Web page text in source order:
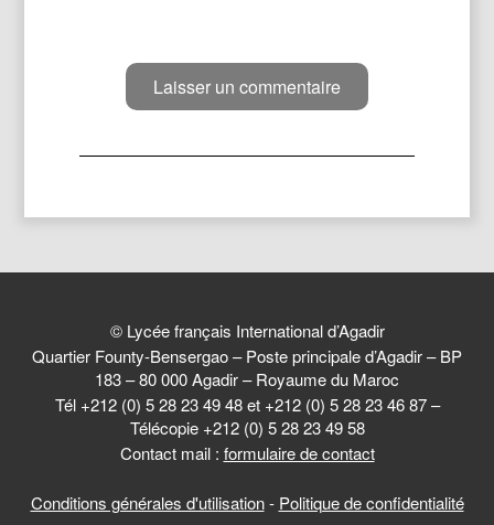
© Lycée français International d’Agadir
Quartier Founty-Bensergao – Poste principale d’Agadir – BP
183 – 80 000 Agadir – Royaume du Maroc
Tél +212 (0) 5 28 23 49 48 et +212 (0) 5 28 23 46 87 –
Télécopie +212 (0) 5 28 23 49 58
Contact mail : formulaire de contact
Conditions générales d'utilisation- Politique de confidentialité